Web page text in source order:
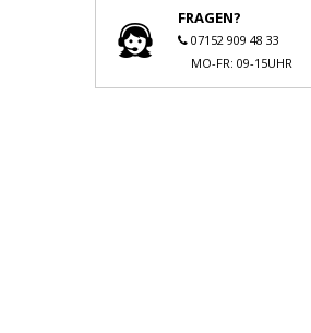
FRAGEN?
07152 909 48 33
MO-FR: 09-15UHR